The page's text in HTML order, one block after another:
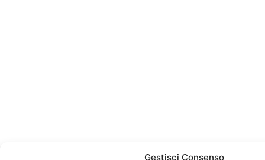
Gestisci Consenso